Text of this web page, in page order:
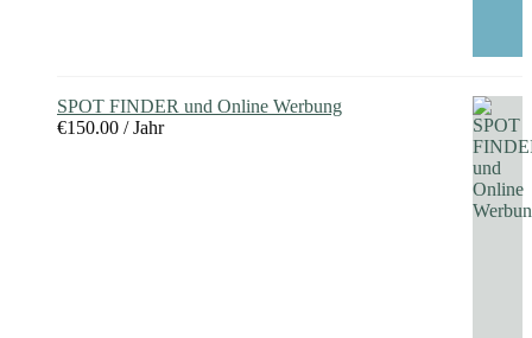
SPOT FINDER und Online Werbung
€150.00 / Jahr